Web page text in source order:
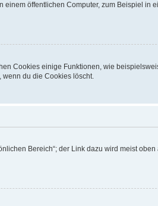
einem öffentlichen Computer, zum Beispiel in
Cookies einige Funktionen, wie
wenn du die Cookies löscht.
Bereich“; der Link dazu wird meist oben